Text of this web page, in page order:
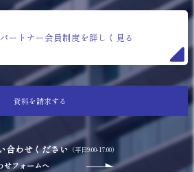
資料を請求する
合わせください （平日9:00-17:00）
せフォームへ
ートナー会員制度を詳しく見る